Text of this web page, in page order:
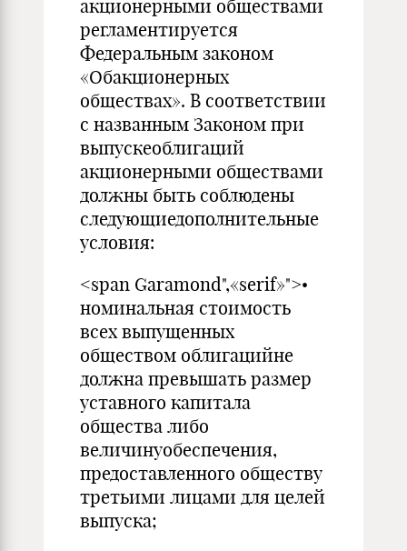
акционерными обществами
регламентируется
Федеральным законом
«Обакционерных
обществах». В соответствии
с названным Законом при
выпускеоблигаций
акционерными обществами
должны быть соблюдены
следующиедополнительные
условия:
<span Garamond",«serif»">•
номинальная стоимость
всех выпущенных
обществом облигацийне
должна превышать размер
уставного капитала
общества либо
величинуобеспечения,
предоставленного обществу
третьими лицами для целей
выпуска;